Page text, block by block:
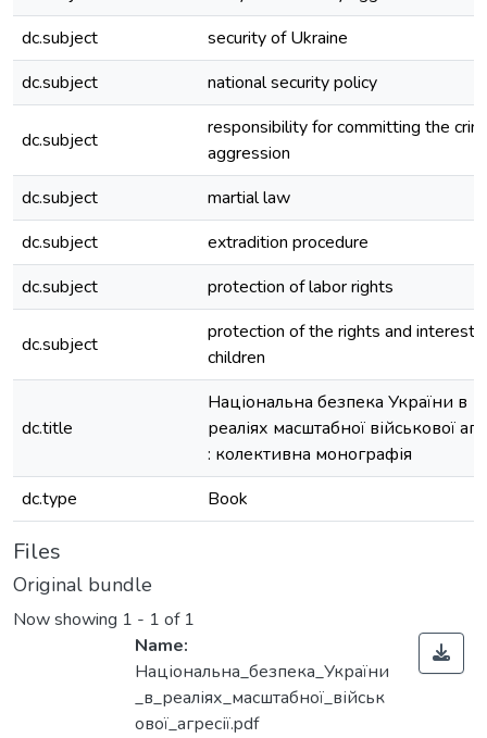
dc.subject
security of Ukraine
dc.subject
national security policy
dc.subject
responsibility for committing the
aggression
dc.subject
martial law
dc.subject
extradition procedure
dc.subject
protection of labor rights
dc.subject
protection of the rights and
children
dc.title
Національна безпека України в
реаліях масштабної військової
: колективна монографія
dc.type
Book
Files
Original bundle
Now showing 1 - 1 of 1
Name:
Національна_безпека_України
_в_реаліях_масштабної_військ
ової_агресії.pdf